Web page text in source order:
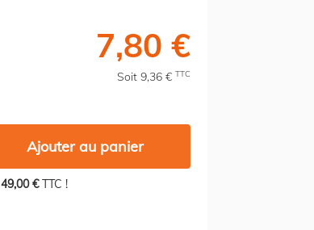
7,80 €
Soit 9,36 € TTC
Ajouter au panier
49,00 €TTC !